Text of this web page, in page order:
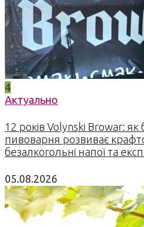
4
Актуально
12 років Volynski Browar: як
пивоварня розвиває
безалкогольні напої та
05.08.2026